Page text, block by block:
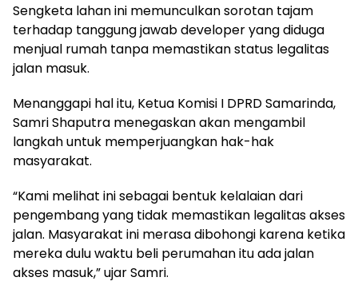
Sengketa lahan ini memunculkan sorotan tajam
terhadap tanggung jawab developer yang diduga
menjual rumah tanpa memastikan status legalitas
jalan masuk.
Menanggapi hal itu, Ketua Komisi I DPRD Samarinda,
Samri Shaputra menegaskan akan mengambil
langkah untuk memperjuangkan hak-hak
masyarakat.
“Kami melihat ini sebagai bentuk kelalaian dari
pengembang yang tidak memastikan legalitas akses
jalan. Masyarakat ini merasa dibohongi karena ketika
mereka dulu waktu beli perumahan itu ada jalan
akses masuk,” ujar Samri.